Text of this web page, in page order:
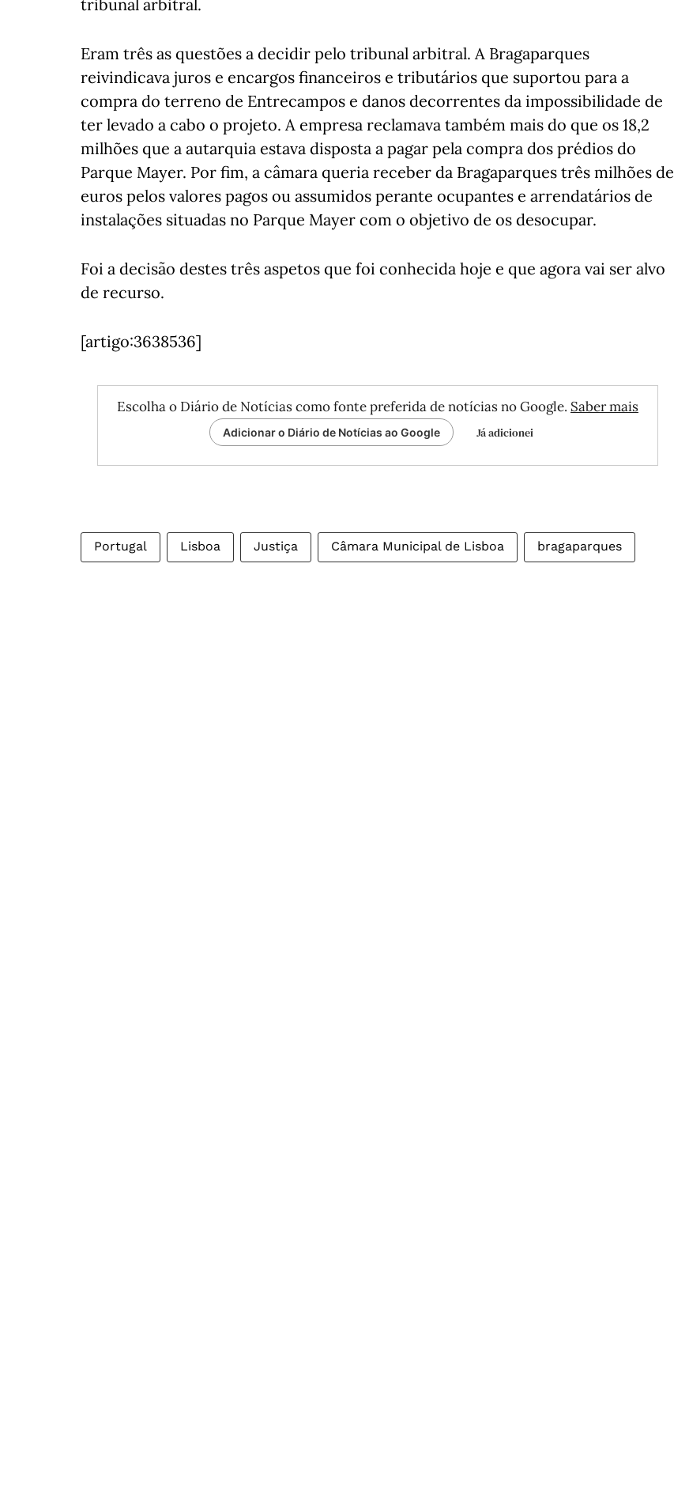
tribunal arbitral.
Eram três as questões a decidir pelo tribunal arbitral. A Bragaparques
reivindicava juros e encargos financeiros e tributários que suportou para a
compra do terreno de Entrecampos e danos decorrentes da impossibilidade de
ter levado a cabo o projeto. A empresa reclamava também mais do que os 18,2
milhões que a autarquia estava disposta a pagar pela compra dos prédios do
Parque Mayer. Por fim, a câmara queria receber da Bragaparques três milhões de
euros pelos valores pagos ou assumidos perante ocupantes e arrendatários de
instalações situadas no Parque Mayer com o objetivo de os desocupar.
Foi a decisão destes três aspetos que foi conhecida hoje e que agora vai ser alvo
de recurso.
[artigo:3638536]
Escolha o Diário de Notícias como fonte preferida de notícias no Google. Saber mais
Adicionar o Diário de Notícias ao Google Já adicionei
Portugal Lisboa Justiça Câmara Municipal de Lisboa bragaparques